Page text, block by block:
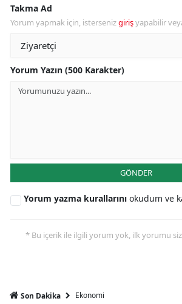
Takma Ad
Yorum yapmak için, istersenizgirişyapabilir
Yorum Yazın (500 Karakter)
GÖNDER
Yorum yazma kurallarını okudum ve
* Bu içerik ile ilgili yorum yok, ilk yorumu siz
Son Dakika Ekonomi